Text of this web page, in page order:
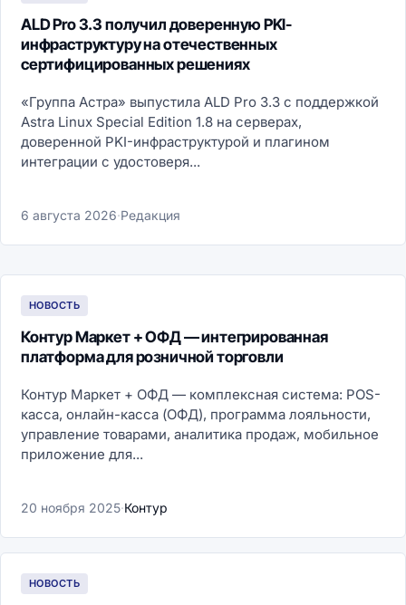
ALD Pro 3.3 получил доверенную PKI-
инфраструктуру на отечественных
сертифицированных решениях
«Группа Астра» выпустила ALD Pro 3.3 с поддержкой
Astra Linux Special Edition 1.8 на серверах,
доверенной PKI-инфраструктурой и плагином
интеграции с удостоверя...
6 августа 2026·Редакция
НОВОСТЬ
Контур Маркет + ОФД — интегрированная
платформа для розничной торговли
Контур Маркет + ОФД — комплексная система: POS-
касса, онлайн-касса (ОФД), программа лояльности,
управление товарами, аналитика продаж, мобильное
приложение для...
20 ноября 2025·Контур
НОВОСТЬ